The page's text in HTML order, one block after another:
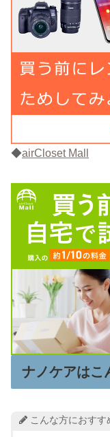
◆airCloset Mall
ナノケアはこ
こんな方におすす